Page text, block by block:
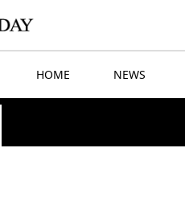
HOME NEWS